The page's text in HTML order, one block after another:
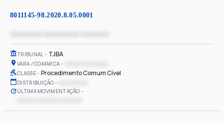
8011145-98.2020.8.05.0001
TRIBUNAL TJBA
VARA / COMARCA
CLASSE Procedimento Comum Cível
DISTRIBUIÇÃO
ÚLTIMA MOVIMENTAÇÃO